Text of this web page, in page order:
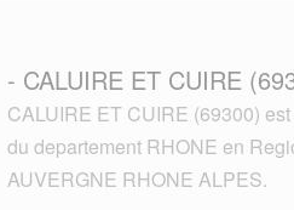
- CALUIRE ET CUIRE
CALUIRE ET CUIRE (69300)
du departement RHONE en
AUVERGNE RHONE ALPES.